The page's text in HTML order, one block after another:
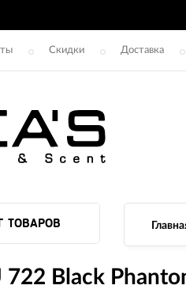
Скидки Доставка
ТОВАРОВ
722 Black